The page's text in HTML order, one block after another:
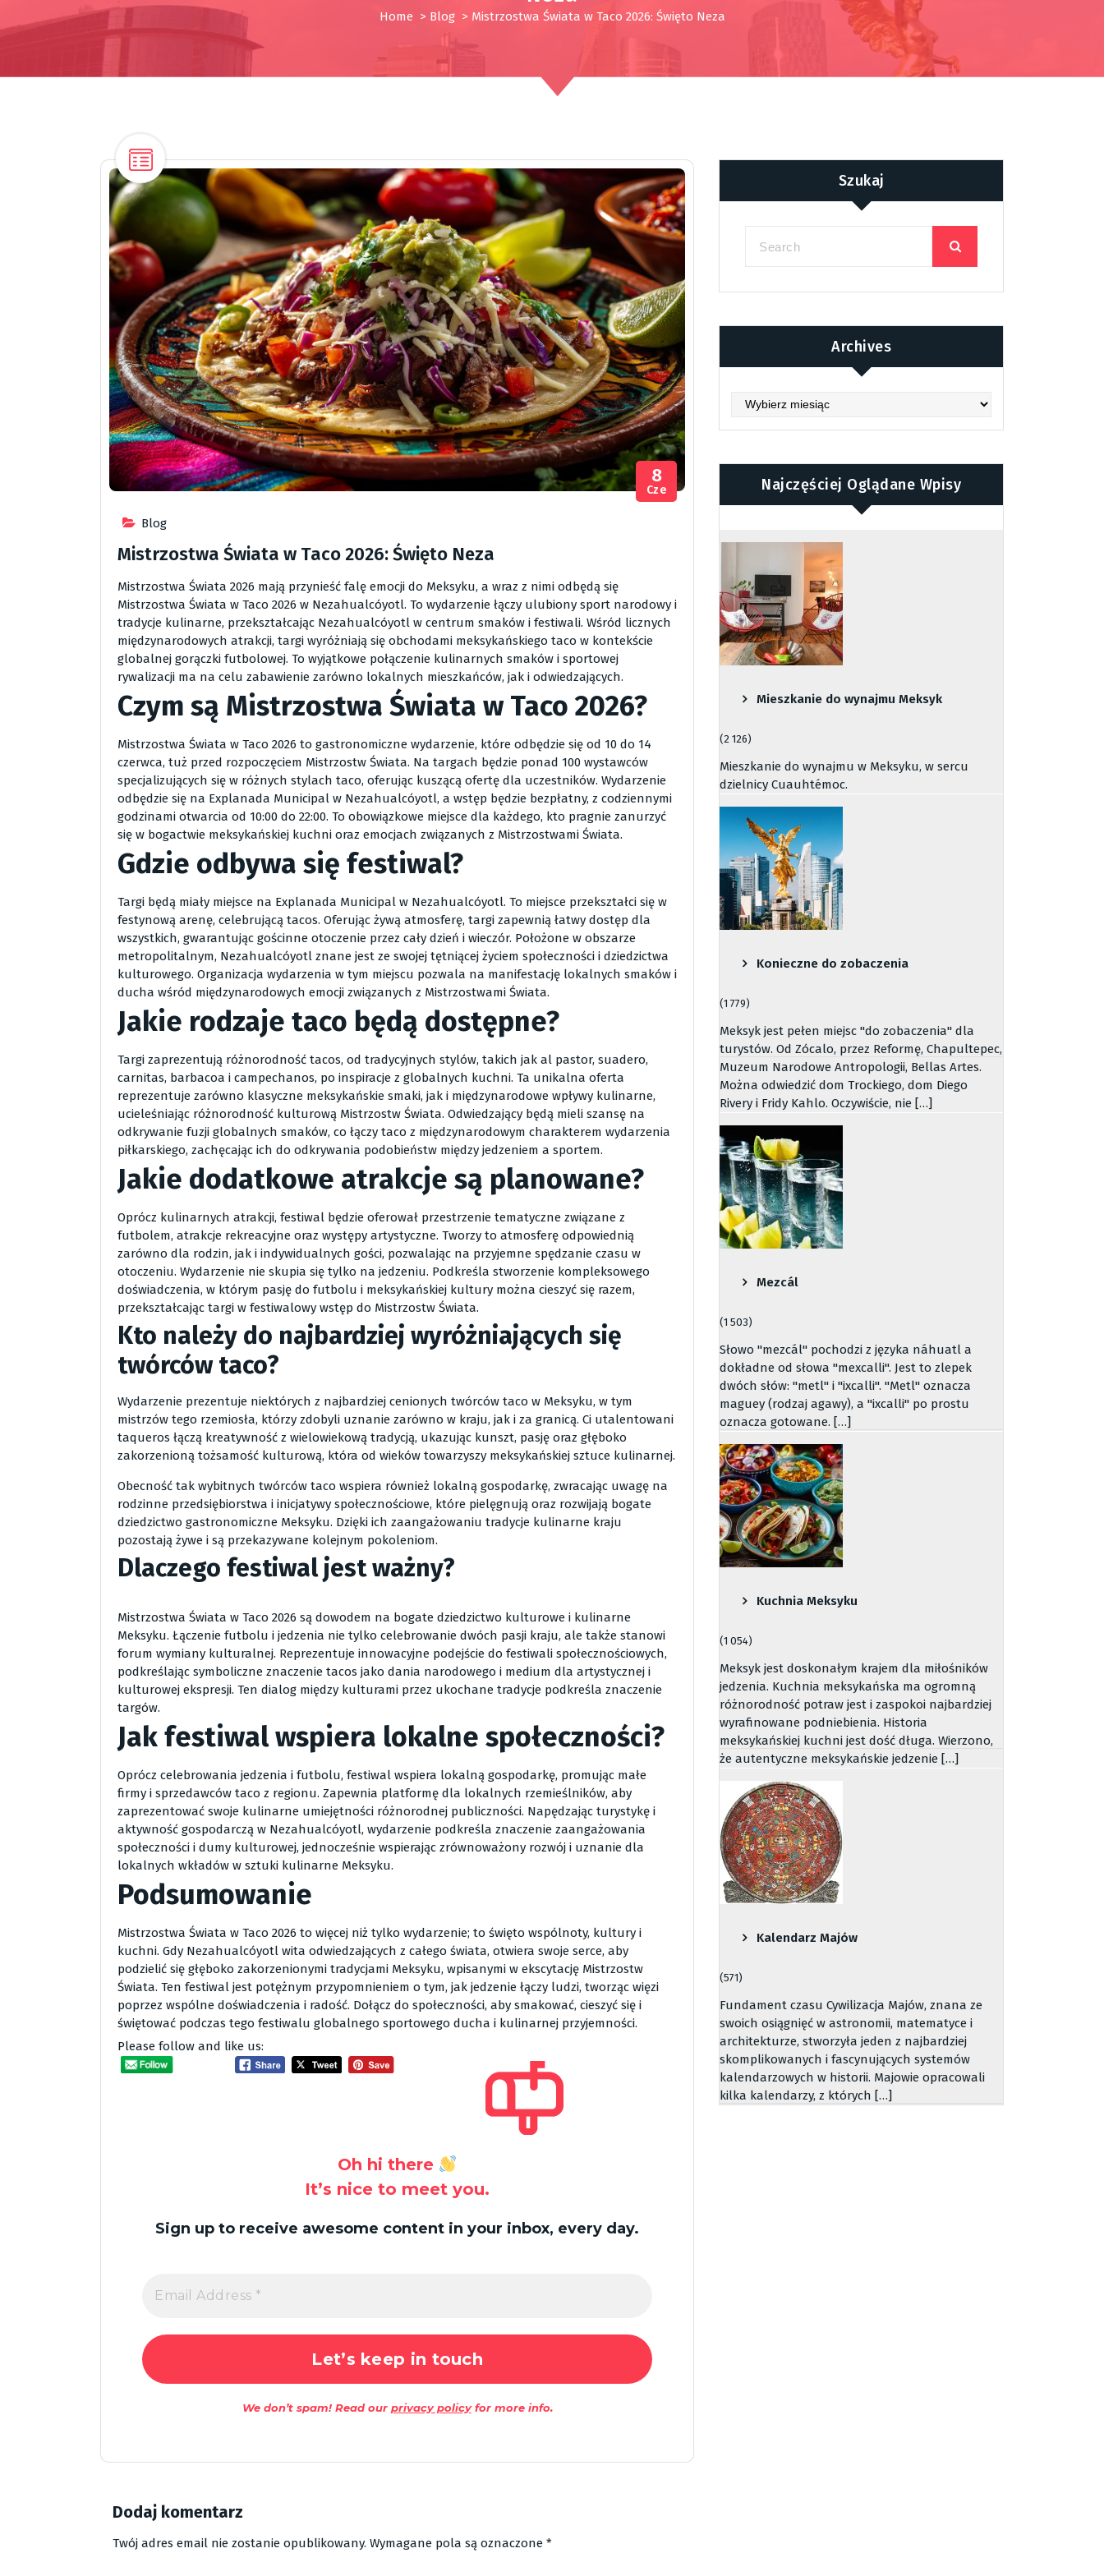
Home > Blog> Mistrzostwa Świata w Taco 2026: Święto Neza
Blog
8
Cze
Mistrzostwa Świata w Taco 2026: Święto Neza
Mistrzostwa Świata 2026 mają przynieść falę emocji do Meksyku, a wraz z nimi odbędą się
Mistrzostwa Świata w Taco 2026 w Nezahualcóyotl. To wydarzenie łączy ulubiony sport narodowy i
tradycje kulinarne, przekształcając Nezahualcóyotl w centrum smaków i festiwali. Wśród licznych
międzynarodowych atrakcji, targi wyróżniają się obchodami meksykańskiego taco w kontekście
globalnej gorączki futbolowej. To wyjątkowe połączenie kulinarnych smaków i sportowej
rywalizacji ma na celu zabawienie zarówno lokalnych mieszkańców, jak i odwiedzających.
Czym są Mistrzostwa Świata w Taco 2026?
Mistrzostwa Świata w Taco 2026 to gastronomiczne wydarzenie, które odbędzie się od 10 do 14
czerwca, tuż przed rozpoczęciem Mistrzostw Świata. Na targach będzie ponad 100 wystawców
specjalizujących się w różnych stylach taco, oferując kuszącą ofertę dla uczestników. Wydarzenie
odbędzie się na Explanada Municipal w Nezahualcóyotl, a wstęp będzie bezpłatny, z codziennymi
godzinami otwarcia od 10:00 do 22:00. To obowiązkowe miejsce dla każdego, kto pragnie zanurzyć
się w bogactwie meksykańskiej kuchni oraz emocjach związanych z Mistrzostwami Świata.
Gdzie odbywa się festiwal?
Targi będą miały miejsce na Explanada Municipal w Nezahualcóyotl. To miejsce przekształci się w
festynową arenę, celebrującą tacos. Oferując żywą atmosferę, targi zapewnią łatwy dostęp dla
wszystkich, gwarantując gościnne otoczenie przez cały dzień i wieczór. Położone w obszarze
metropolitalnym, Nezahualcóyotl znane jest ze swojej tętniącej życiem społeczności i dziedzictwa
kulturowego. Organizacja wydarzenia w tym miejscu pozwala na manifestację lokalnych smaków i
ducha wśród międzynarodowych emocji związanych z Mistrzostwami Świata.
Jakie rodzaje taco będą dostępne?
Targi zaprezentują różnorodność tacos, od tradycyjnych stylów, takich jak al pastor, suadero,
carnitas, barbacoa i campechanos, po inspiracje z globalnych kuchni. Ta unikalna oferta
reprezentuje zarówno klasyczne meksykańskie smaki, jak i międzynarodowe wpływy kulinarne,
ucieleśniając różnorodność kulturową Mistrzostw Świata. Odwiedzający będą mieli szansę na
odkrywanie fuzji globalnych smaków, co łączy taco z międzynarodowym charakterem wydarzenia
piłkarskiego, zachęcając ich do odkrywania podobieństw między jedzeniem a sportem.
Jakie dodatkowe atrakcje są planowane?
Oprócz kulinarnych atrakcji, festiwal będzie oferował przestrzenie tematyczne związane z
futbolem, atrakcje rekreacyjne oraz występy artystyczne. Tworzy to atmosferę odpowiednią
zarówno dla rodzin, jak i indywidualnych gości, pozwalając na przyjemne spędzanie czasu w
otoczeniu. Wydarzenie nie skupia się tylko na jedzeniu. Podkreśla stworzenie kompleksowego
doświadczenia, w którym pasję do futbolu i meksykańskiej kultury można cieszyć się razem,
przekształcając targi w festiwalowy wstęp do Mistrzostw Świata.
Kto należy do najbardziej wyróżniających się
twórców taco?
Wydarzenie prezentuje niektórych z najbardziej cenionych twórców taco w Meksyku, w tym
mistrzów tego rzemiosła, którzy zdobyli uznanie zarówno w kraju, jak i za granicą. Ci utalentowani
taqueros łączą kreatywność z wielowiekową tradycją, ukazując kunszt, pasję oraz głęboko
zakorzenioną tożsamość kulturową, która od wieków towarzyszy meksykańskiej sztuce kulinarnej.
Obecność tak wybitnych twórców taco wspiera również lokalną gospodarkę, zwracając uwagę na
rodzinne przedsiębiorstwa i inicjatywy społecznościowe, które pielęgnują oraz rozwijają bogate
dziedzictwo gastronomiczne Meksyku. Dzięki ich zaangażowaniu tradycje kulinarne kraju
pozostają żywe i są przekazywane kolejnym pokoleniom.
Dlaczego festiwal jest ważny?
Mistrzostwa Świata w Taco 2026 są dowodem na bogate dziedzictwo kulturowe i kulinarne
Meksyku. Łączenie futbolu i jedzenia nie tylko celebrowanie dwóch pasji kraju, ale także stanowi
forum wymiany kulturalnej. Reprezentuje innowacyjne podejście do festiwali społecznościowych,
podkreślając symboliczne znaczenie tacos jako dania narodowego i medium dla artystycznej i
kulturowej ekspresji. Ten dialog między kulturami przez ukochane tradycje podkreśla znaczenie
targów.
Jak festiwal wspiera lokalne społeczności?
Oprócz celebrowania jedzenia i futbolu, festiwal wspiera lokalną gospodarkę, promując małe
firmy i sprzedawców taco z regionu. Zapewnia platformę dla lokalnych rzemieślników, aby
zaprezentować swoje kulinarne umiejętności różnorodnej publiczności. Napędzając turystykę i
aktywność gospodarczą w Nezahualcóyotl, wydarzenie podkreśla znaczenie zaangażowania
społeczności i dumy kulturowej, jednocześnie wspierając zrównoważony rozwój i uznanie dla
lokalnych wkładów w sztuki kulinarne Meksyku.
Podsumowanie
Mistrzostwa Świata w Taco 2026 to więcej niż tylko wydarzenie; to święto wspólnoty, kultury i
kuchni. Gdy Nezahualcóyotl wita odwiedzających z całego świata, otwiera swoje serce, aby
podzielić się głęboko zakorzenionymi tradycjami Meksyku, wpisanymi w ekscytację Mistrzostw
Świata. Ten festiwal jest potężnym przypomnieniem o tym, jak jedzenie łączy ludzi, tworząc więzi
poprzez wspólne doświadczenia i radość. Dołącz do społeczności, aby smakować, cieszyć się i
świętować podczas tego festiwalu globalnego sportowego ducha i kulinarnej przyjemności.
Please follow and like us:
Oh hi there
It’s nice to meet you.
Sign up to receive awesome content in your inbox, every day.
We don’t spam! Read our privacy policyfor more info.
Dodaj komentarz
Twój adres email nie zostanie opublikowany. Wymagane pola są oznaczone *
Szukaj
Archives
Archives
Najczęściej Oglądane Wpisy
Mieszkanie do wynajmu Meksyk
(2 126)
Mieszkanie do wynajmu w Meksyku, w sercu
dzielnicy Cuauhtémoc.
Konieczne do zobaczenia
(1 779)
Meksyk jest pełen miejsc "do zobaczenia" dla
turystów. Od Zócalo, przez Reformę, Chapultepec,
Muzeum Narodowe Antropologii, Bellas Artes.
Można odwiedzić dom Trockiego, dom Diego
Rivery i Fridy Kahlo. Oczywiście, nie […]
Mezcál
(1 503)
Słowo "mezcál" pochodzi z języka náhuatl a
dokładne od słowa "mexcalli". Jest to zlepek
dwóch słów: "metl" i "ixcalli". "Metl" oznacza
maguey (rodzaj agawy), a "ixcalli" po prostu
oznacza gotowane. […]
Kuchnia Meksyku
(1 054)
Meksyk jest doskonałym krajem dla miłośników
jedzenia. Kuchnia meksykańska ma ogromną
różnorodność potraw jest i zaspokoi najbardziej
wyrafinowane podniebienia. Historia
meksykańskiej kuchni jest dość długa. Wierzono,
że autentyczne meksykańskie jedzenie […]
Kalendarz Majów
(571)
Fundament czasu Cywilizacja Majów, znana ze
swoich osiągnięć w astronomii, matematyce i
architekturze, stworzyła jeden z najbardziej
skomplikowanych i fascynujących systemów
kalendarzowych w historii. Majowie opracowali
kilka kalendarzy, z których […]